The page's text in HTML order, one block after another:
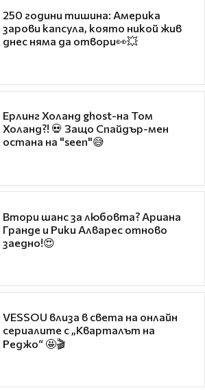
250 години тишина: Америка
зарови капсула, която никой жив
днес няма да отвори👀💥
Ерлинг Холанд ghost-на Том
Холанд?! 💀 Защо Спайдър-мен
остана на "seen"😅
Втори шанс за любовта? Ариана
Гранде и Рики Алварес отново
заедно!😍
VESSOU влиза в света на онлайн
сериалите с „Кварталът на
Реджо“ 🤩🎬